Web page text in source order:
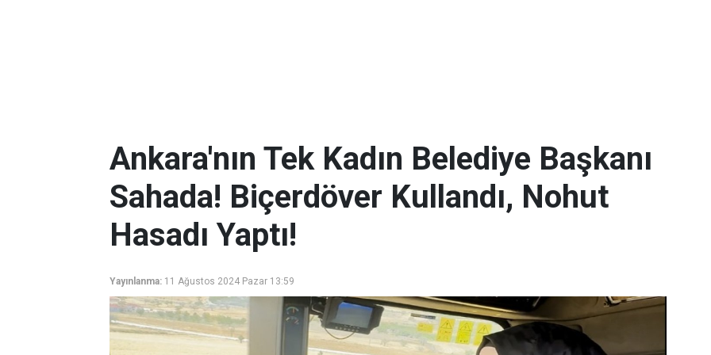
Ankara'nın Tek Kadın Belediye Başkanı
Sahada! Biçerdöver Kullandı, Nohut
Hasadı Yaptı!
Yayınlanma: 11 Ağustos 2024 Pazar 13:59